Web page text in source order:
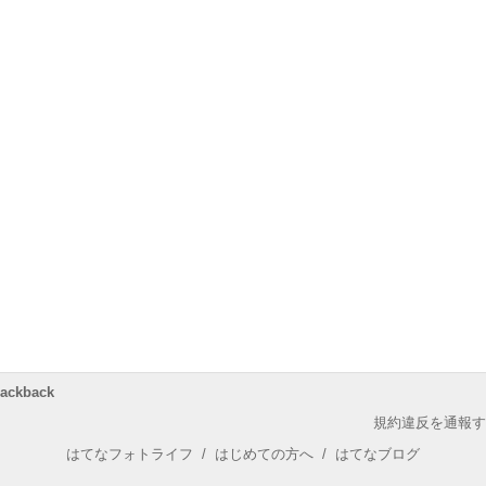
規約違反を通報
はてなフォトライフ / はじめての方へ / はてなブログ